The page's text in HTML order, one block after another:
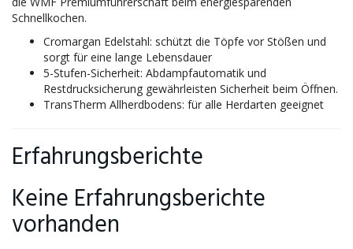
Schnellkochen.
Cromargan Edelstahl: schützt die Töpfe vor Stößen und
sorgt für eine lange Lebensdauer
5-Stufen-Sicherheit: Abdampfautomatik und
Restdrucksicherung gewährleisten Sicherheit beim Öffnen.
TransTherm Allherdbodens: für alle Herdarten geeignet
Erfahrungsberichte
Keine Erfahrungsberichte
vorhanden